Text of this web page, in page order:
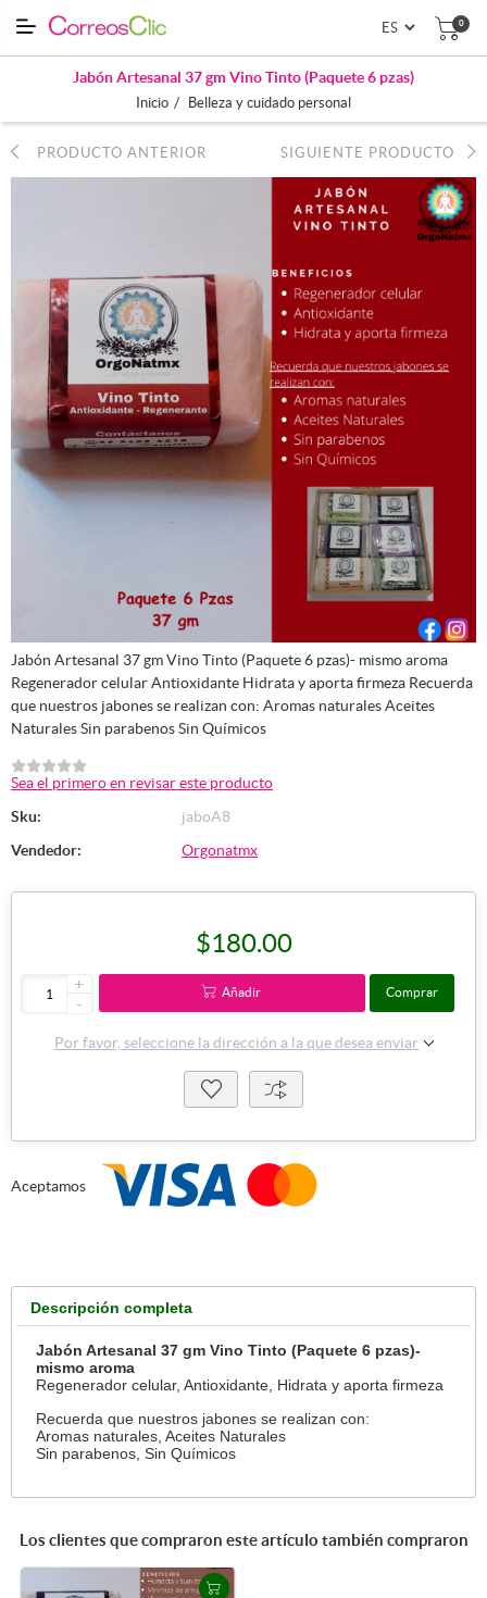
0
Jabón Artesanal 37 gm Vino Tinto (Paquete 6 pzas)
Inicio / Belleza y cuidado personal
PRODUCTO ANTERIOR SIGUIENTE PRODUCTO
Jabón Artesanal 37 gm Vino Tinto (Paquete 6 pzas)- mismo aroma
Regenerador celular Antioxidante Hidrata y aporta firmeza Recuerda
que nuestros jabones se realizan con: Aromas naturales Aceites
Naturales Sin parabenos Sin Químicos
Sea el primero en revisar este producto
Sku:
jaboA8
Vendedor:
Orgonatmx
$180.00
+
-
Añadir Comprar
Por favor, seleccione la dirección a la que desea enviar
Aceptamos
Descripción completa
Jabón Artesanal 37 gm Vino Tinto (Paquete 6 pzas)-
mismo aroma
Regenerador celular, Antioxidante, Hidrata y aporta firmeza
Recuerda que nuestros jabones se realizan con:
Aromas naturales, Aceites Naturales
Sin parabenos, Sin Químicos
Los clientes que compraron este artículo también compraron